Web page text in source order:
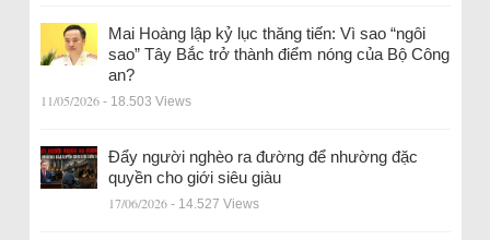
Mai Hoàng lập kỷ lục thăng tiến: Vì sao “ngôi
sao” Tây Bắc trở thành điểm nóng của Bộ Công
an?
11/05/2026 - 18.503 Views
Đẩy người nghèo ra đường để nhường đặc
quyền cho giới siêu giàu
17/06/2026 - 14.527 Views